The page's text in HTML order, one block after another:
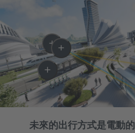
未來的出行方式是電動的